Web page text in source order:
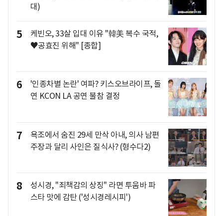
대)
5
케빈오, 33살 입대 이유 "韓美 복수 국적,
♥공효진 위해" [종합]
6
'인종차별 논란' 여파? 키스오브라이프, 돌
연 KCON LA 공연 불참 결정
7
욕조에서 숨진 29세 만삭 아내, 의사 남편
주장과 달리 사인은 질식사? (형수다2)
8
성시경, "죄책감의 상징" 라면 투움바 파
스타 맛에 감탄 ('성시경레시피')